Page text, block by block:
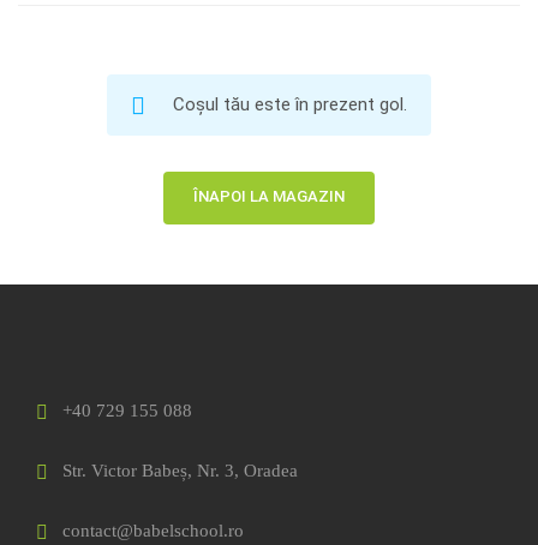
Coșul tău este în prezent gol.
ÎNAPOI LA MAGAZIN
+40 729 155 088
Str. Victor Babeș, Nr. 3, Oradea
contact@babelschool.ro